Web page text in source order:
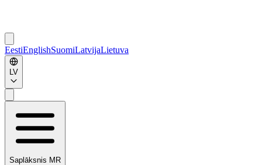
EestiEnglishSuomiLatvijaLietuva
LV
Saplāksnis MR